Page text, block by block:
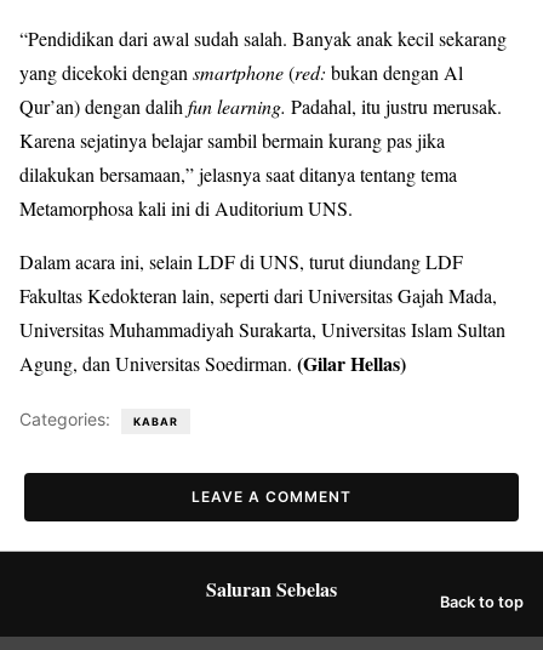
“Pendidikan dari awal sudah salah. Banyak anak kecil sekarang
yang dicekoki dengansmartphone(red: bukan dengan Al
Qur’an) dengan dalihfun learning. Padahal, itu justru merusak.
Karena sejatinya belajar sambil bermain kurang pas jika
dilakukan bersamaan,” jelasnya saat ditanya tentang tema
Metamorphosa kali ini di Auditorium UNS.
Dalam acara ini, selain LDF di UNS, turut diundang LDF
Fakultas Kedokteran lain, seperti dari Universitas Gajah Mada,
Universitas Muhammadiyah Surakarta, Universitas Islam Sultan
Agung, dan Universitas Soedirman. (Gilar Hellas)
Categories: KABAR
LEAVE A COMMENT
Saluran Sebelas Back to top